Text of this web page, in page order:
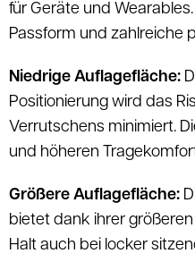
für Geräte und
Passform und zahlreiche
Niedrige Auflagefläche:
Positionierung wird das
Verrutschens minimiert.
und höheren
Größere Auflagefläche:
bietet dank ihrer
Halt auch bei locker